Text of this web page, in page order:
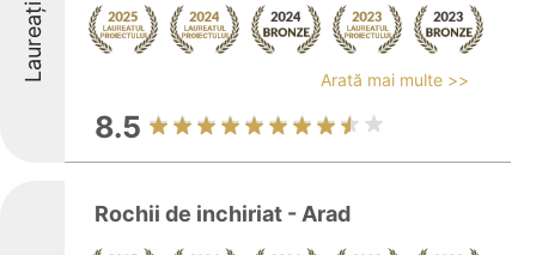
Laureați Arată mai multe >>
8.5
Rochii de inchiriat - Arad